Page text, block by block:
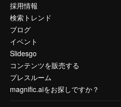
採用情報
検索トレンド
ブログ
イベント
Slidesgo
コンテンツを販売する
プレスルーム
magnific.aiをお探しですか？